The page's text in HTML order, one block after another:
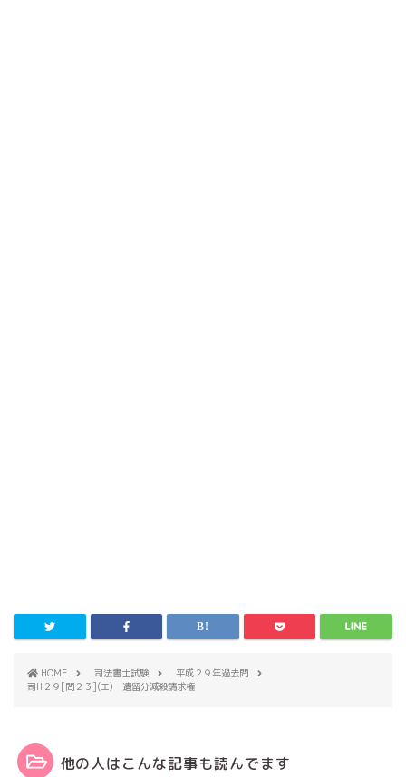
HOME 司法書士試験
平成２９年過去問
司H２９[問２３](エ) 遺留分減殺請求権
他の人はこんな記事も読んでます